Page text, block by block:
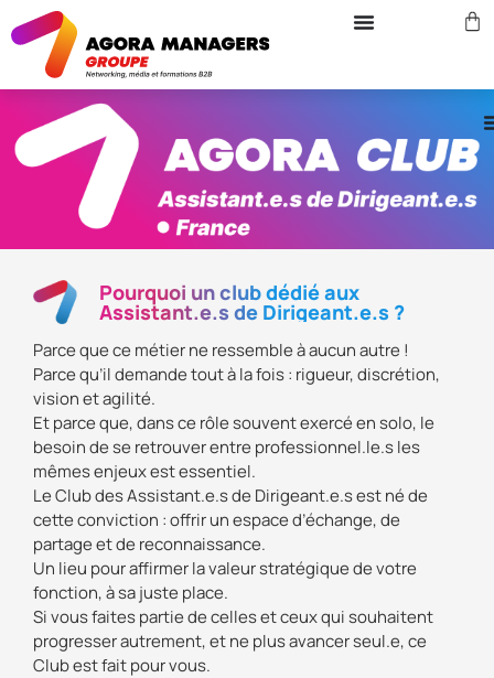
Pourquoi un club dédié aux
Assistant.e.s de Dirigeant.e.s ?
Parce que ce métier ne ressemble à aucun autre !
Parce qu’il demande tout à la fois : rigueur, discrétion,
vision et agilité.
Et parce que, dans ce rôle souvent exercé en solo, le
besoin de se retrouver entre professionnel.le.s les
mêmes enjeux est essentiel.
Le Club des Assistant.e.s de Dirigeant.e.s est né de
cette conviction : offrir un espace d’échange, de
partage et de reconnaissance.
Un lieu pour affirmer la valeur stratégique de votre
fonction, à sa juste place.
Si vous faites partie de celles et ceux qui souhaitent
progresser autrement, et ne plus avancer seul.e, ce
Club est fait pour vous.